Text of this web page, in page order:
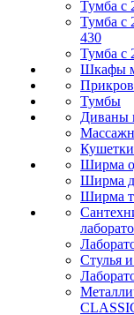
Тумба с
Тумба с
430
Тумба с
Шкафы
Тумбы
Диваны
Ширма
Ширма
Ширма
Стулья